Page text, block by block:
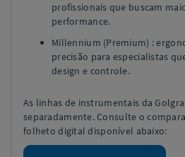
profissionais que buscam
performance.
Millennium (Premium) :
precisão para especialistas
design e controle.
As linhas de instrumentais da
separadamente. Consulte o
folheto digital disponível abaixo: